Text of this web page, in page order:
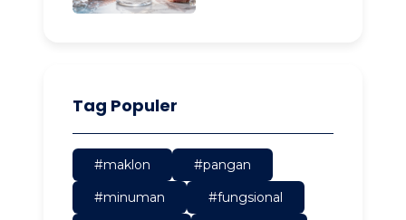
Tag Populer
#maklon
#pangan
#minuman
#fungsional